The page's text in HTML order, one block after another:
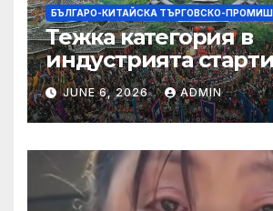
БЪЛГАРО-КИТАЙСКА ТЪРГОВСКО-
Тежка категория в
индустрията
алианс за
слънчева енергия
JUNE 6, 2026 ADMIN